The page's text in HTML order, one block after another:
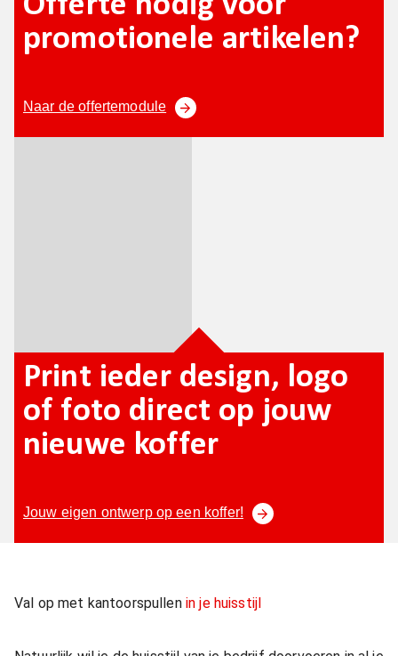
promotionele artikelen?
Naar de offertemodule
Print ieder design, logo
of foto direct op jouw
nieuwe koffer
Jouw eigen ontwerp op een koffer!
Val op met kantoorspullen in je huisstijl